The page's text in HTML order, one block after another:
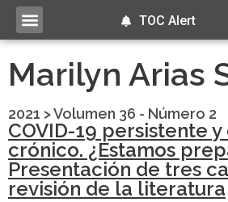
TOC Alert
Marilyn Arias
2021 >Volumen 36 - Número 2
COVID-19 persistente
crónico. ¿Estamos
Presentación de tres
revisión de la literatura